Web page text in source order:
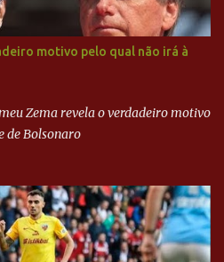
no entanto, disse ter negociado
mostram como o
a campanha de Serra em 2010 Leia
| VEJA.com
motivo pelo qual não irá à
Zema revela o verdadeiro motivo
de Bolsonaro